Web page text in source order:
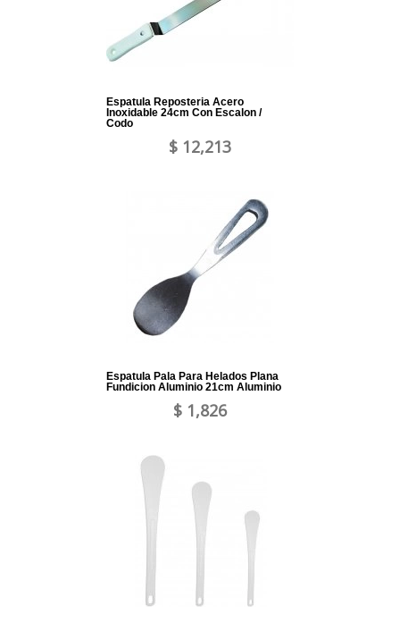
Espatula Reposteria Acero
Inoxidable 24cm Con Escalon /
Codo
$ 12,213
Espatula Pala Para Helados Plana
Fundicion Aluminio 21cm Aluminio
$ 1,826